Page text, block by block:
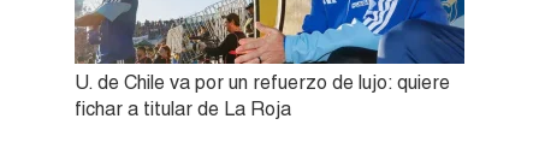
U. de Chile va por un refuerzo de lujo: quiere
fichar a titular de La Roja